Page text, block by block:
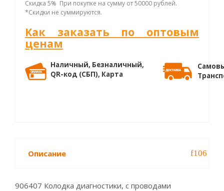
Скидка 5% При покупке на сумму от 50000 рублей.
*Скидки не суммируются.
Как заказать по оптовым
ценам
Наличный, Безналичный,
QR-код (СБП), Карта
Описание
906407 Колодка диагностики, с проводами